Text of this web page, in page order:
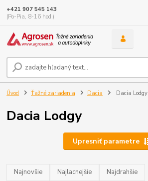
+421 907 545 143
(Po-Pia, 8-16 hod.)
Úvod Ťažné zariadenia Dacia Dacia Lodgy
Dacia Lodgy
Upresniť parametre
Najnovšie Najlacnejšie Najdrahšie